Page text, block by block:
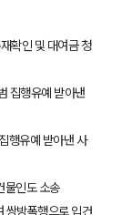
확인 및 대여금 청
집행유예 받아낸
행유예 받아낸 사
물인도 소송
쌍방폭행으로 입건